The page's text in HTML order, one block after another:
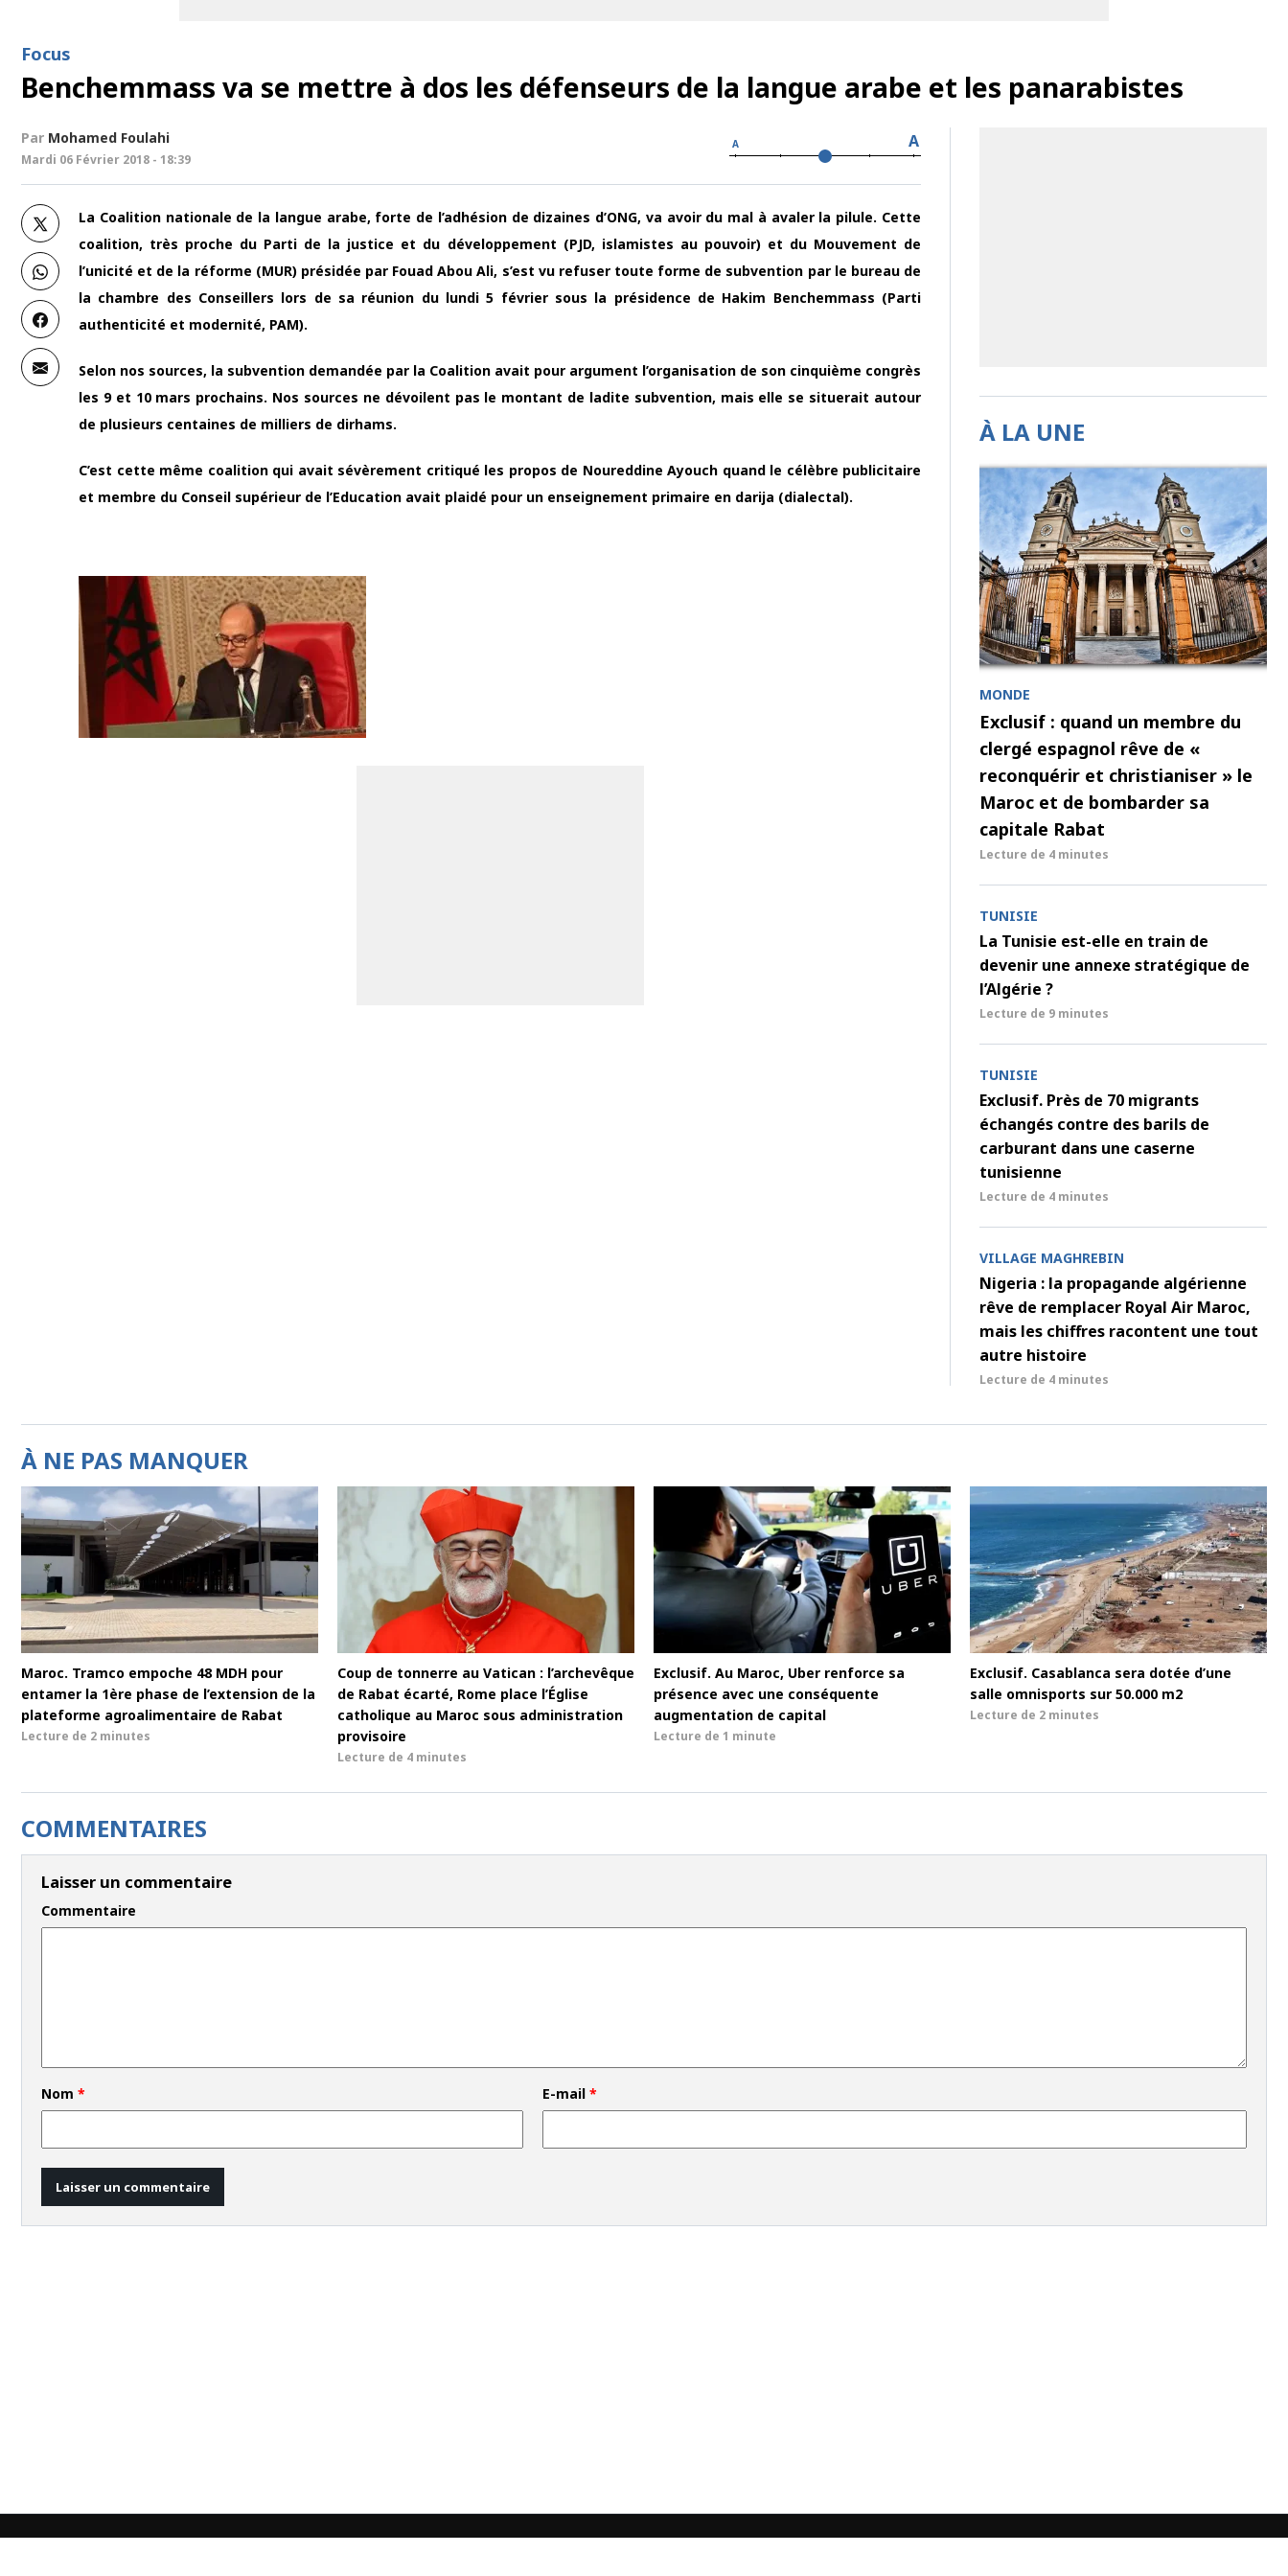
Focus
Benchemmass va se mettre à dos les défenseurs de la langue arabe et les panarabistes
Par Mohamed Foulahi
Mardi 06 Février 2018 - 18:39
A A
La Coalition nationale de la langue arabe, forte de l’adhésion de dizaines d’ONG, va avoir du mal à avaler la pilule. Cette
coalition, très proche du Parti de la justice et du développement (PJD, islamistes au pouvoir) et du Mouvement de
l’unicité et de la réforme (MUR) présidée par Fouad Abou Ali, s’est vu refuser toute forme de subvention par le bureau de
la chambre des Conseillers lors de sa réunion du lundi 5 février sous la présidence de Hakim Benchemmass (Parti
authenticité et modernité, PAM).
Selon nos sources, la subvention demandée par la Coalition avait pour argument l’organisation de son cinquième congrès
les 9 et 10 mars prochains. Nos sources ne dévoilent pas le montant de ladite subvention, mais elle se situerait autour
de plusieurs centaines de milliers de dirhams.
C’est cette même coalition qui avait sévèrement critiqué les propos de Noureddine Ayouch quand le célèbre publicitaire
et membre du Conseil supérieur de l’Education avait plaidé pour un enseignement primaire en darija (dialectal).
À LA UNE
MONDE
Exclusif : quand un membre du
clergé espagnol rêve de «
reconquérir et christianiser » le
Maroc et de bombarder sa
capitale Rabat
Lecture de 4 minutes
TUNISIE
La Tunisie est-elle en train de
devenir une annexe stratégique de
l’Algérie ?
Lecture de 9 minutes
TUNISIE
Exclusif. Près de 70 migrants
échangés contre des barils de
carburant dans une caserne
tunisienne
Lecture de 4 minutes
VILLAGE MAGHREBIN
Nigeria : la propagande algérienne
rêve de remplacer Royal Air Maroc,
mais les chiffres racontent une tout
autre histoire
Lecture de 4 minutes
À NE PAS MANQUER
Maroc. Tramco empoche 48 MDH pour
entamer la 1ère phase de l’extension de la
plateforme agroalimentaire de Rabat
Lecture de 2 minutes
Coup de tonnerre au Vatican : l’archevêque
de Rabat écarté, Rome place l’Église
catholique au Maroc sous administration
provisoire
Lecture de 4 minutes
Exclusif. Au Maroc, Uber renforce sa
présence avec une conséquente
augmentation de capital
Lecture de 1 minute
Exclusif. Casablanca sera dotée d’une
salle omnisports sur 50.000 m2
Lecture de 2 minutes
COMMENTAIRES
Laisser un commentaire
Commentaire
Nom * E-mail*